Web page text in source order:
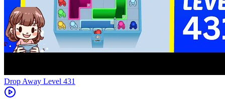
Level 431